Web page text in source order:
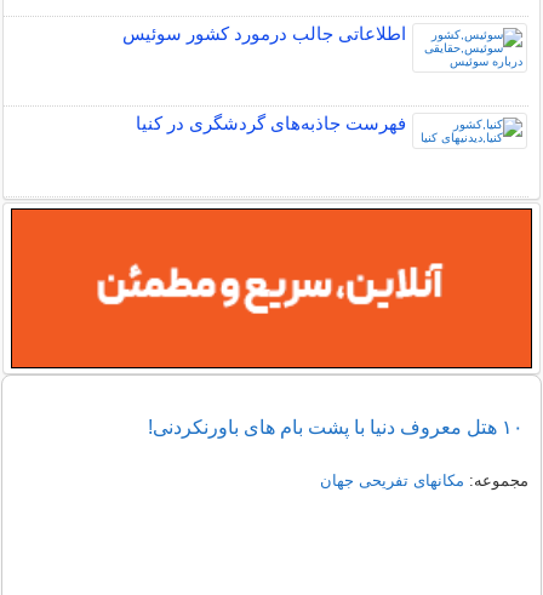
اطلاعاتی جالب درمورد کشور سوئیس
فهرست جاذبه‌های گردشگری در کنیا
۱۰ هتل معروف دنیا با پشت بام های باورنکردنی!
مجموعه: مکانهای تفریحی جهان